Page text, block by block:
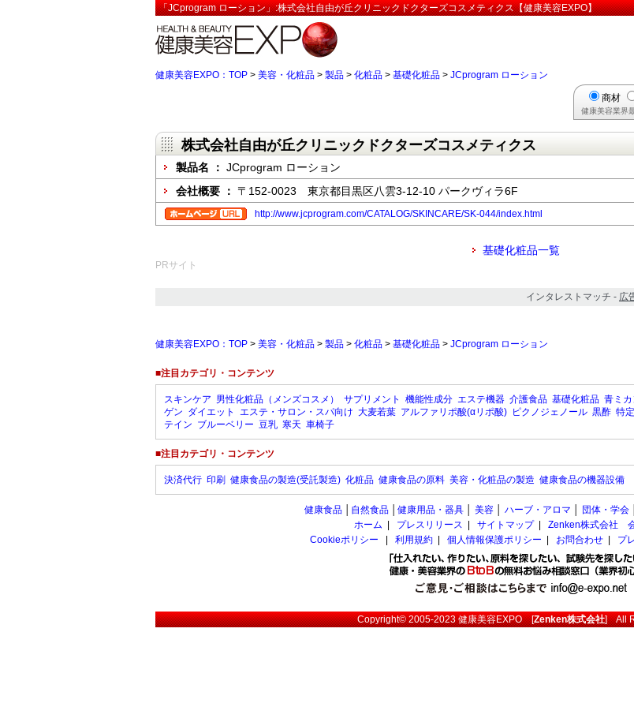
「JCprogram ローション」:株式会社自由が丘クリニックドクターズコスメティクス【健康美容EXPO】
健康美容EXPO：TOP > 美容・化粧品 > 製品 > 化粧品 > 基礎化粧品 > JCprogram ローション
商材
健康美容業界
株式会社自由が丘クリニックドクターズコスメティクス
製品名 ： JCprogram ローション
会社概要 ： 〒152-0023 東京都目黒区八雲3-12-10 パークヴィラ6F
http://www.jcprogram.com/CATALOG/SKINCARE/SK-044/index.html
基礎化粧品一覧
PRサイト
インタレストマッチ - 広
健康美容EXPO：TOP > 美容・化粧品 > 製品 > 化粧品 > 基礎化粧品 > JCprogram ローション
■注目カテゴリ・コンテンツ
スキンケア 男性化粧品（メンズコスメ） サプリメント 機能性成分 エステ機器 介護食品 基礎化粧品 青ミ
ゲン ダイエット エステ・サロン・スパ向け 大麦若葉 アルファリポ酸(αリポ酸) ピクノジェノール 黒酢 特
テイン ブルーベリー 豆乳 寒天 車椅子
■注目カテゴリ・コンテンツ
決済代行 印刷 健康食品の製造(受託製造) 化粧品 健康食品の原料 美容・化粧品の製造 健康食品の機器設備
健康食品 自然食品 健康用品・器具 美容 ハーブ・アロマ 団体・学会
ホーム
プレスリリース サイトマップ| Zenken株式会社
Cookieポリシー
利用規約 個人情報保護ポリシー お問合わせ プ
Copyright© 2005-2023健康美容EXPO[Zenken株式会社] All